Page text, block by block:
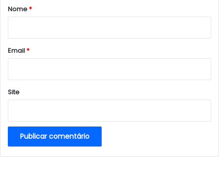
r
*
Nome*
Email*
Site